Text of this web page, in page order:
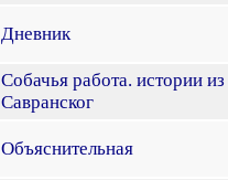
Дневник
Собачья работа. истории
Савранског
Объяснительная